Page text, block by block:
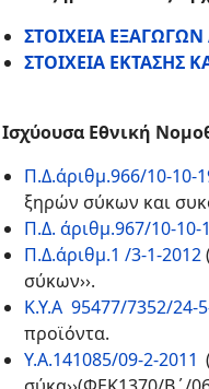
ΣΤΟΙΧΕΙΑ
ΣΤΟΙΧΕΙΑ ΕΚΤΑΣΗΣ
Ισχύουσα Εθνική
Π.Δ.άριθμ.966/10-10-
ξηρών σύκων και
Π.Δ. άριθμ.967/10-10-
Π.Δ.άριθμ.1 /3-1-2012
σύκων››.
Κ.Υ.Α 95477/7352/24-
προϊόντα.
Y.Α.141085/09-2-2011